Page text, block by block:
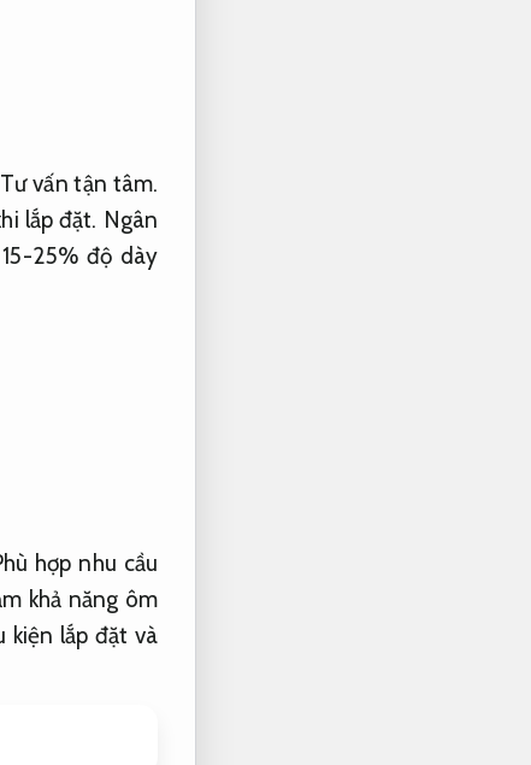
Tư vấn tận tâm.
lắp đặt. Ngân
25% độ dày
hợp nhu cầu
khả năng ôm
kiện lắp đặt và